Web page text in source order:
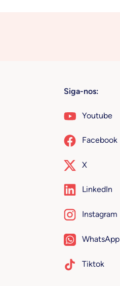
Siga-nos:
Youtube
Facebook
X
LinkedIn
Instagram
WhatsApp
Tiktok